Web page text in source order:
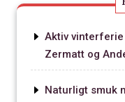
Aktiv
Zermatt og
Naturligt smuk